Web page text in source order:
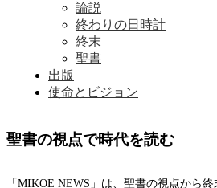
論説
終わりの日時計
終末
聖書
出版
使命とビジョン
聖書の視点で時代を読む
「MIKOE NEWS」は、聖書の視点から